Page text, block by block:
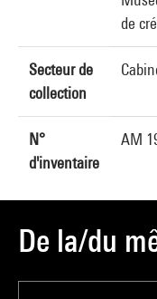
de
Secteur de
collection
N°
d'inventaire
AM
De la/du